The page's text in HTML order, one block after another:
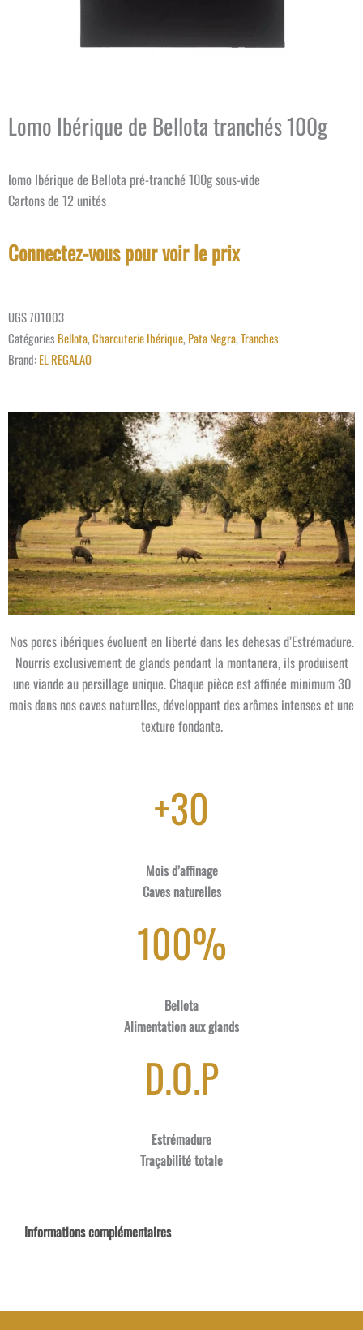
Lomo Ibérique de Bellota tranchés 100g
lomo Ibérique de Bellota pré-tranché 100g sous-vide
Cartons de 12 unités
Connectez-vous pour voir le prix
UGS701003
Catégories Bellota,Charcuterie Ibérique, Pata Negra,Tranches
Brand:EL REGALAO
Nos porcs ibériques évoluent en liberté dans les dehesas d’Estrémadure.
Nourris exclusivement de glands pendant la montanera, ils produisent
une viande au persillage unique. Chaque pièce est affinée minimum 30
mois dans nos caves naturelles, développant des arômes intenses et une
texture fondante.
+30
Mois d’affinage
Caves naturelles
100%
Bellota
Alimentation aux glands
D.O.P
Estrémadure
Traçabilité totale
Informations complémentaires